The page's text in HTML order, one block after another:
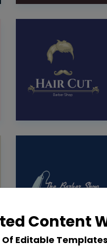
Content
Editable